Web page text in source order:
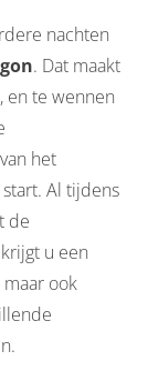
nachten
. Dat maakt
en te wennen
het
Al tijdens
de
u een
ook